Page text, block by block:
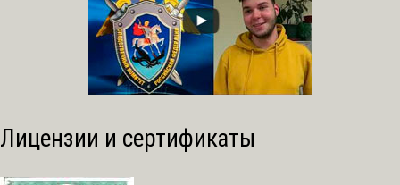
Лицензии и сертификаты